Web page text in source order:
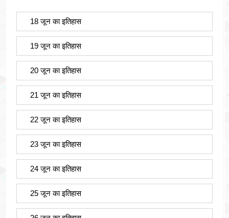
18 जून का इतिहास
19 जून का इतिहास
20 जून का इतिहास
21 जून का इतिहास
22 जून का इतिहास
23 जून का इतिहास
24 जून का इतिहास
25 जून का इतिहास